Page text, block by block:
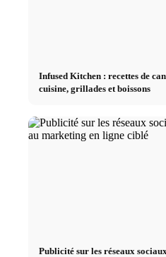
Infused Kitchen : recettes de
cuisine, grillades et boissons
Publicité sur les réseaux